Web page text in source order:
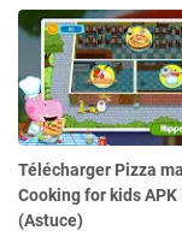
Télécharger Pizza
Cooking for kids APK
(Astuce)